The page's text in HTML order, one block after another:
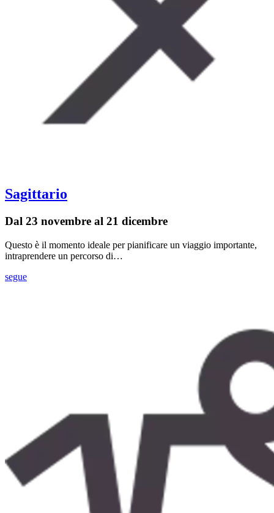
Sagittario
Dal 23 novembre al 21 dicembre
Questo è il momento ideale per pianificare un viaggio importante,
intraprendere un percorso di…
segue